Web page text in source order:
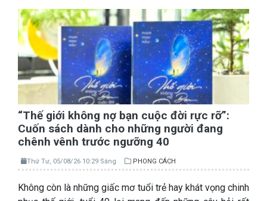
“Thế giới không nợ bạn cuộc đời rực rỡ”:
Cuốn sách dành cho những người đang
chênh vênh trước ngưỡng 40
Thứ Tư, 05/08/26 10:29 Sáng PHONG CÁCH
Không còn là những giấc mơ tuổi trẻ hay khát vọng chinh